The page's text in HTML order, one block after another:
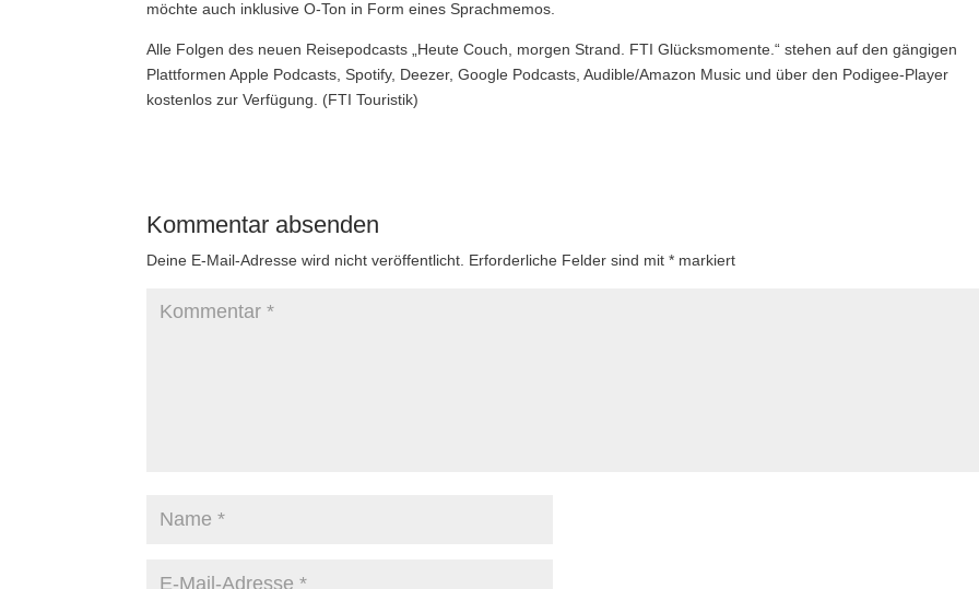
möchte auch inklusive O-Ton in Form eines Sprachmemos.
Alle Folgen des neuen Reisepodcasts „Heute Couch, morgen Strand. FTI Glücksmomente.“ stehen auf den gängigen
Plattformen Apple Podcasts, Spotify, Deezer, Google Podcasts, Audible/Amazon Music und über den Podigee-Player
kostenlos zur Verfügung. (FTI Touristik)
Kommentar absenden
Deine E-Mail-Adresse wird nicht veröffentlicht. Erforderliche Felder sind mit* markiert